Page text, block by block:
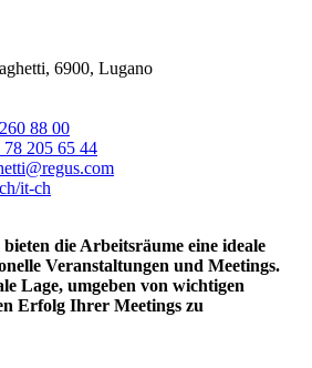
6900, Lugano
88 00
205 65 44
it-ch
die Arbeitsräume eine ideale
Veranstaltungen und Meetings.
Lage, umgeben von wichtigen
Erfolg Ihrer Meetings zu